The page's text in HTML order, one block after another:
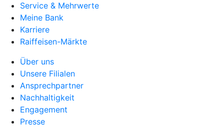
Service & Mehrwerte
Meine Bank
Karriere
Raiffeisen-Märkte
Über uns
Unsere Filialen
Ansprechpartner
Nachhaltigkeit
Engagement
Presse